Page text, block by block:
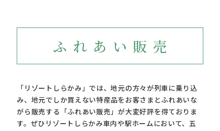
ふれあい販売
「リゾートしらかみ」では、地元の方々が列車に乗り込
み、地元でしか買えない特産品をお客さまとふれあいな
がら販売する「ふれあい販売」が大変好評を得ておりま
す。ぜひリゾートしらかみ車内や駅ホームにおいて、五